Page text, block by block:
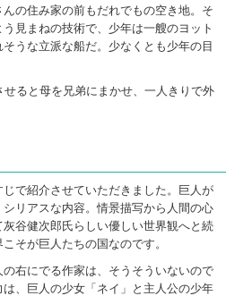
の住み家の前もだれでもの空き地。そ
見まねの技術で、少年は一艘のヨット
うな立派な船だ。少なくとも少年の目
ると母を兄弟にまかせ、一人きりで外
で紹介させていただきました。巨人が
リアスな内容。情景描写から人間の心
谷健次郎氏らしい優しい世界観へと続
そが巨人たちの国なのです。
右にでる作家は、そうそういないので
、巨人の少女「ネイ」と主人公の少年